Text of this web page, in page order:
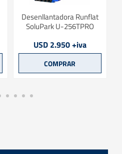
Desenllantadora Runflat
SoluPark U-256TPRO
USD 2.950 +iva